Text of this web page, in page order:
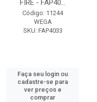
FIRE - FAP40...
Código: 11244
WEGA
SKU: FAP4033
Faça seu login ou
cadastre-se para
ver preços e
comprar